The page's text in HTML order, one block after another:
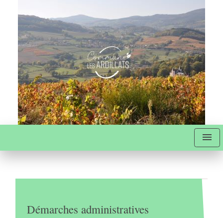
menu
Démarches administratives